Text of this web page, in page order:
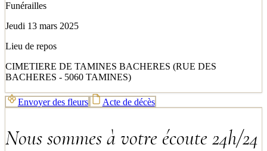
Funérailles
Jeudi 13 mars 2025
Lieu de repos
CIMETIERE DE TAMINES BACHERES (RUE DES
BACHERES - 5060 TAMINES)
Envoyer des fleurs Acte de décès
Nous sommes à votre écoute 24h/24